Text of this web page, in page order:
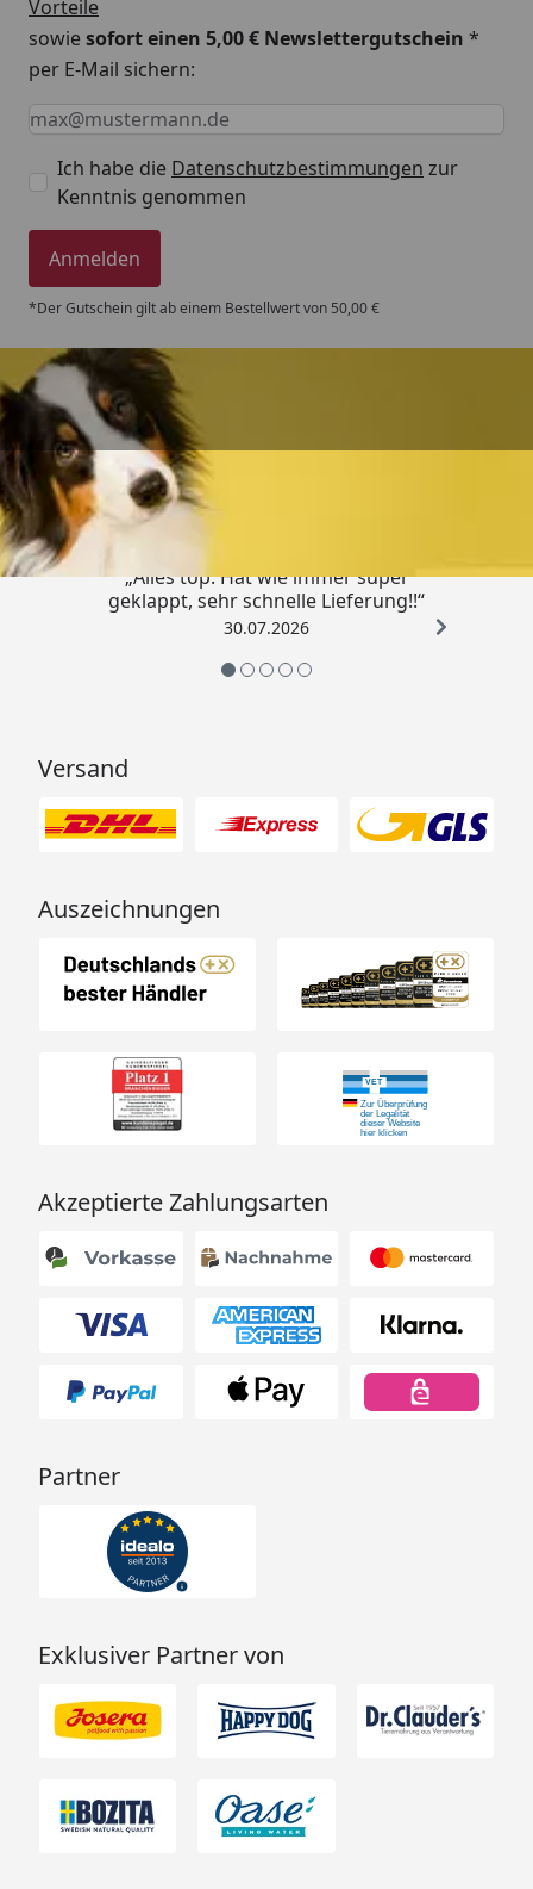
Vorteile
sowiesofort einen 5,00 € Newslettergutschein *
per E-Mail sichern:
Keine Eingabe erforderlich
Eingabe erforderlich
E-Mail *
Ich habe die Datenschutzbestimmungen zur
Kenntnis genommen
Anmelden
*Der Gutschein gilt ab einem Bestellwert von 50,00 €
Trusted Shops
„Alles top. Hat wie immer super
geklappt, sehr schnelle Lieferung!!“
30.07.2026
Versand
Auszeichnungen
Akzeptierte Zahlungsarten
Partner
Exklusiver Partner von